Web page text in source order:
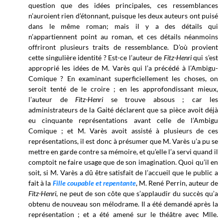
question que des idées principales, ces ressemblances
n’auroient rien d’étonnant, puisque les deux auteurs ont puisé
dans le même roman; mais il y a des détails qui
n’appartiennent point au roman, et ces détails néanmoins
offriront plusieurs traits de ressemblance. D’où provient
cette singulière identité ? Est-ce l’auteur de Fitz-Henriqui s’est
approprié les idées de M. Varès qui l’a précédé à l’Ambigu-
Comique ? En examinant superficiellement les choses, on
seroit tenté de le croire ; en les approfondissant mieux,
l’auteur de Fitz-Henri se trouve absous ; car les
administrateurs de la Gaité déclarent que sa pièce avoit déjà
eu cinquante représentations avant celle de l’Ambigu
Comique ; et M. Varès avoit assisté à plusieurs de ces
représentations, il est donc à présumer que M. Varès u’a pu se
mettre en garde contre sa mémoire, et qu’elle l’a servi quand il
comptoit ne faire usage que de son imagination. Quoi qu’il en
soit, si M. Varès a dû être satisfait de l’accueil que le public a
fait à la Fille coupable et repentante, M. René Perrin, auteur de
Fitz-Henri, ne peut de son côte que s’applaudir du succès qu’a
obtenu de nouveau son mélodrame. Il a été demandé après la
représentation ; et a été amené sur le théâtre avec Mlle.